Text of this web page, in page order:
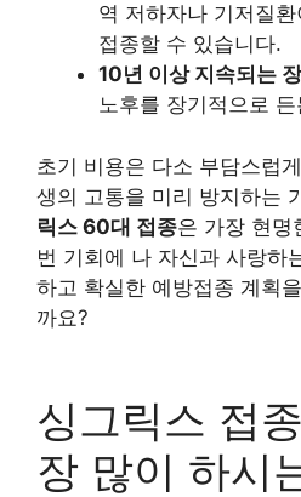
역 저하자나 기저질
접종할 수 있습니다.
10년 이상 지속되는
노후를 장기적으로
초기 비용은 다소 부담스럽
생의 고통을 미리 방지하는
릭스 60대 접종은 가장 현명
번 기회에 나 자신과 사랑하
하고 확실한 예방접종 계획
까요?
싱그릭스 접
장 많이 하시